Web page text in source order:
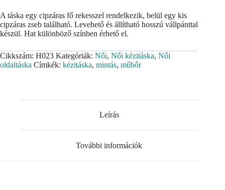
A táska egy cipzáras fő rekesszel rendelkezik, belül egy kis
cipzáras zseb található. Levehető és állítható hosszú vállpánttal
készül. Hat különböző színben érhető el.
Cikkszám: H023 Kategóriák: Női, Női kézitáska, Női
oldaltáska Címkék: kézitáska, mintás, műbőr
Leírás
További információk